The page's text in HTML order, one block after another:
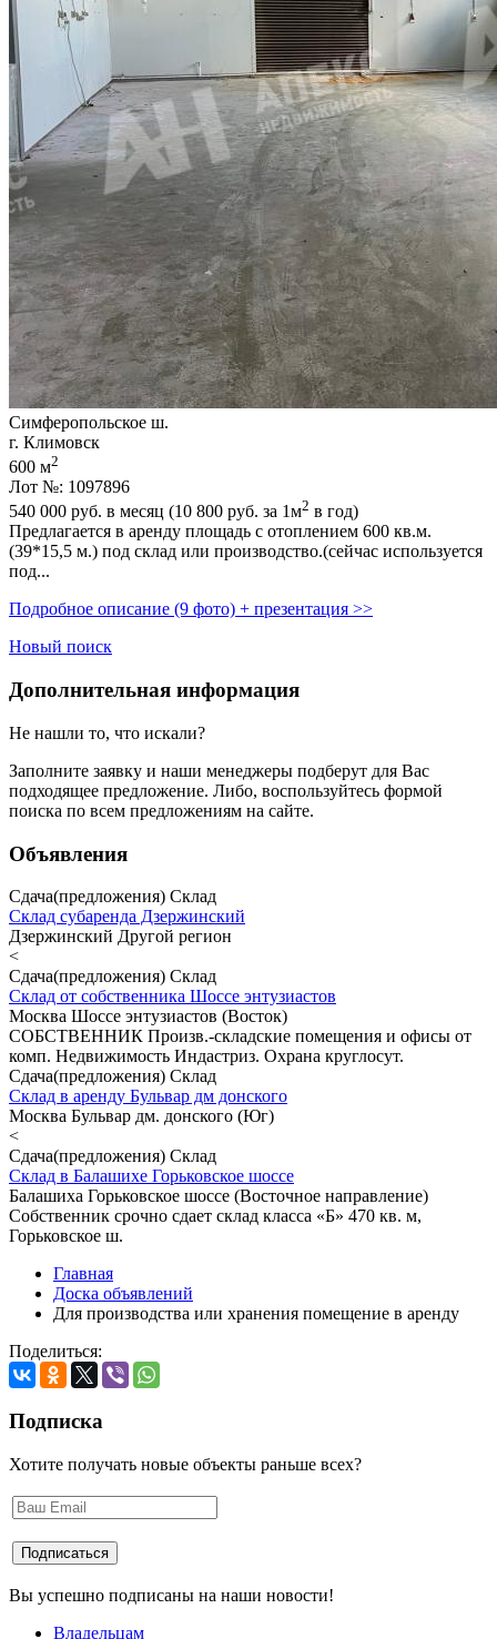
Симферопольское ш.
г. Климовск
600 м2
Лот №: 1097896
540 000 руб. в месяц (10 800 руб. за 1м2 в год)
Предлагается в аренду площадь с отоплением 600 кв.м.
(39*15,­5 м.) под склад или производство.(сейчас используется
под...
Подробное описание (9 фото) + презентация >>
Новый поиск
Дополнительная информация
Не нашли то, что искали?
Заполните заявку и наши менеджеры подберут для Вас
подходящее предложение. Либо, воспользуйтесь формой
поиска по всем предложениям на сайте.
Объявления
Сдача(предложения) Склад
Склад субаренда Дзержинский
Дзержинский Другой регион
<
Сдача(предложения) Склад
Склад от собственника Шоссе энтузиастов
Москва Шоссе энтузиастов (Восток)
СОБСТВЕННИК Произв.-складские помещения и офисы от
комп. Недвижимость Индастриз. Охрана круглосут.
Сдача(предложения) Склад
Склад в аренду Бульвар дм донского
Москва Бульвар дм. донского (Юг)
<
Сдача(предложения) Склад
Склад в Балашихе Горьковское шоссе
Балашиха Горьковское шоссе (Восточное направление)
Собственник срочно сдает склад класса «Б» 470 кв. м,
Горьковское ш.
Главная
Доска объявлений
Для производства или хранения помещение в аренду
Поделиться:
Подписка
Хотите получать новые объекты раньше всех?
Вы успешно подписаны на наши новости!
Владельцам